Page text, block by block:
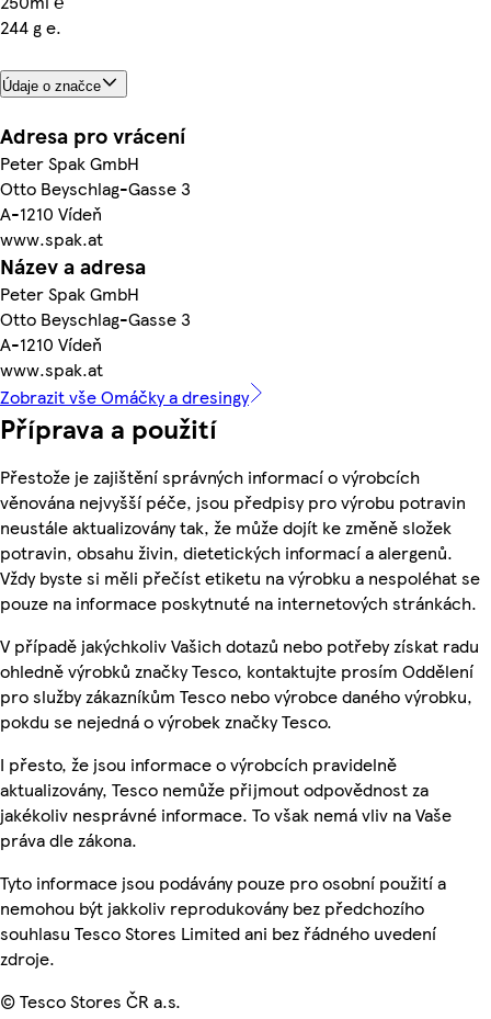
244 g e.
Údaje o značce
Adresa pro vrácení
Peter Spak GmbH
Otto Beyschlag-Gasse 3
A-1210 Vídeň
www.spak.at
Název a adresa
Peter Spak GmbH
Otto Beyschlag-Gasse 3
A-1210 Vídeň
www.spak.at
Zobrazit vše Omáčky a dresingy
Příprava a použití
Přestože je zajištění správných informací o výrobcích
věnována nejvyšší péče, jsou předpisy pro výrobu potravin
neustále aktualizovány tak, že může dojít ke změně složek
potravin, obsahu živin, dietetických informací a alergenů.
Vždy byste si měli přečíst etiketu na výrobku a nespoléhat se
pouze na informace poskytnuté na internetových stránkách.
V případě jakýchkoliv Vašich dotazů nebo potřeby získat radu
ohledně výrobků značky Tesco, kontaktujte prosím Oddělení
pro služby zákazníkům Tesco nebo výrobce daného výrobku,
pokdu se nejedná o výrobek značky Tesco.
I přesto, že jsou informace o výrobcích pravidelně
aktualizovány, Tesco nemůže přijmout odpovědnost za
jakékoliv nesprávné informace. To však nemá vliv na Vaše
práva dle zákona.
Tyto informace jsou podávány pouze pro osobní použití a
nemohou být jakkoliv reprodukovány bez předchozího
souhlasu Tesco Stores Limited ani bez řádného uvedení
zdroje.
© Tesco Stores ČR a.s.